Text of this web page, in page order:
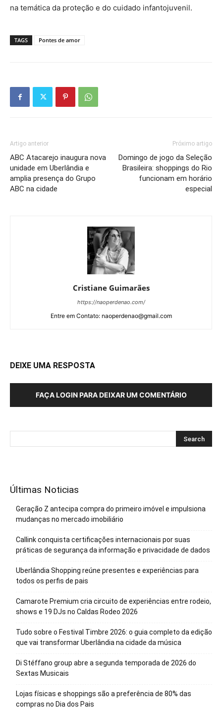
na temática da proteção e do cuidado infantojuvenil.
TAGS Pontes de amor
Artigo anterior
ABC Atacarejo inaugura nova
unidade em Uberlândia e
amplia presença do Grupo
ABC na cidade
Próximo artigo
Domingo de jogo da Seleção
Brasileira: shoppings do Rio
funcionam em horário
especial
Cristiane Guimarães
https://naoperdenao.com/
Entre em Contato: naoperdenao@gmail.com
DEIXE UMA RESPOSTA
FAÇA LOGIN PARA DEIXAR UM COMENTÁRIO
Últimas Noticias
Geração Z antecipa compra do primeiro imóvel e impulsiona
mudanças no mercado imobiliário
Callink conquista certificações internacionais por suas
práticas de segurança da informação e privacidade de dados
Uberlândia Shopping reúne presentes e experiências para
todos os perfis de pais
Camarote Premium cria circuito de experiências entre rodeio,
shows e 19 DJs no Caldas Rodeo 2026
Tudo sobre o Festival Timbre 2026: o guia completo da edição
que vai transformar Uberlândia na cidade da música
Di Stéffano group abre a segunda temporada de 2026 do
Sextas Musicais
Lojas físicas e shoppings são a preferência de 80% das
compras no Dia dos Pais